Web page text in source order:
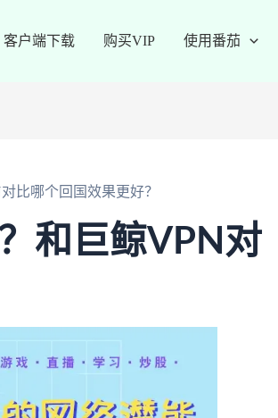
客户端下载 购买VIP 使用番茄
比哪个回国效果更好？
和巨鲸VPN对